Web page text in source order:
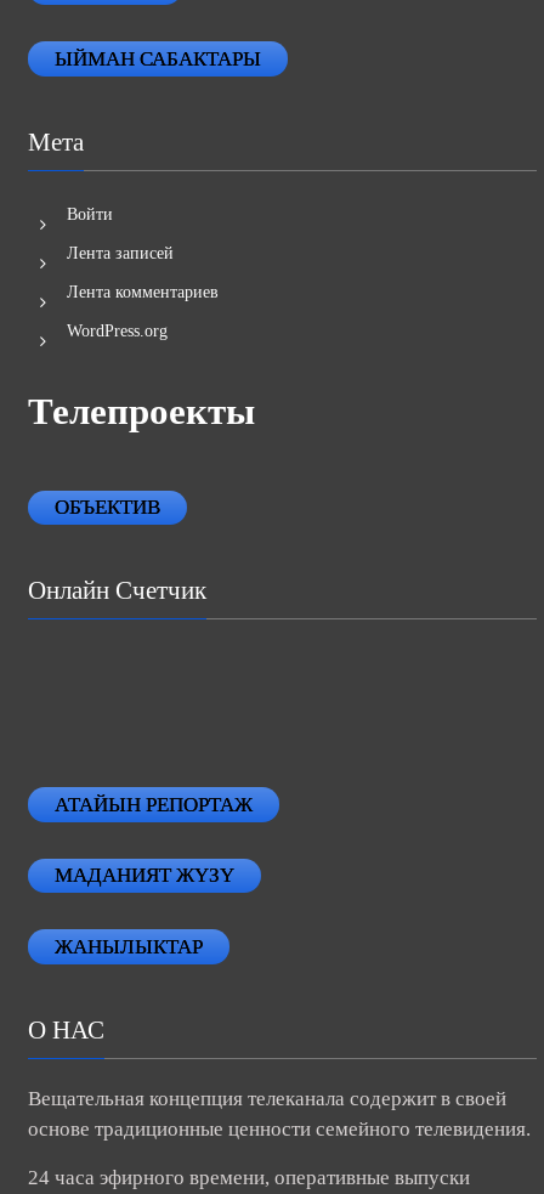
ЫЙМАН САБАКТАРЫ
Мета
Войти
Лента записей
Лента комментариев
WordPress.org
Телепроекты
ОБЪЕКТИВ
Онлайн Счетчик
АТАЙЫН РЕПОРТАЖ
МАДАНИЯТ ЖҮЗҮ
ЖАНЫЛЫКТАР
О НАС
Вещательная концепция телеканала содержит в своей
основе традиционные ценности семейного телевидения.
24 часа эфирного времени, оперативные выпуски